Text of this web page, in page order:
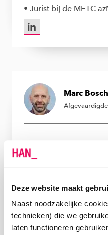
Deze website maakt
Naast noodzakelijke
technieken) die we
laten functioneren
• Jurist bij de METC
LinkedIn van Lenneke
Marc
Nevenactiviteiten: